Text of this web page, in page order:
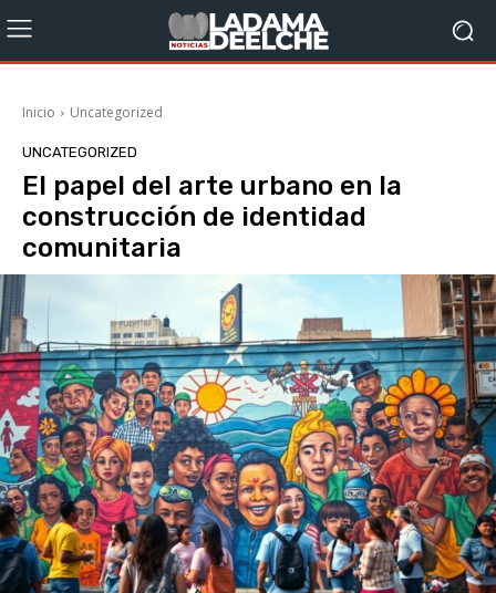
Inicio Uncategorized
UNCATEGORIZED
El papel del arte urbano en la
construcción de identidad
comunitaria